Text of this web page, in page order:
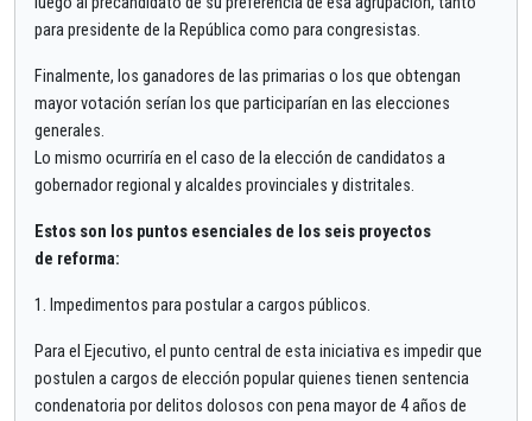
para presidente de la República como para congresistas.
Finalmente, los ganadores de las primarias o los que obtengan
mayor votación serían los que participarían en las elecciones
generales.
Lo mismo ocurriría en el caso de la elección de candidatos a
gobernador regional y alcaldes provinciales y distritales.
Estos son los puntos esenciales de los seis proyectos
de reforma:
1. Impedimentos para postular a cargos públicos.
Para el Ejecutivo, el punto central de esta iniciativa es impedir que
postulen a cargos de elección popular quienes tienen sentencia
condenatoria por delitos dolosos con pena mayor de 4 años de